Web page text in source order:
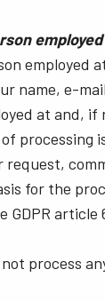
name, e-
at and,
of
request,
for the
GDPR article
process